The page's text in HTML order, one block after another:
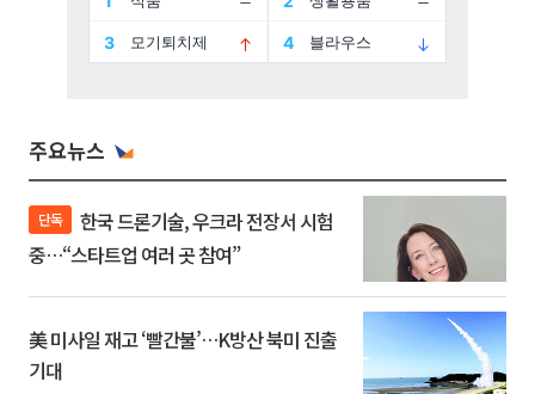
주요뉴스
단독
중…“스타트업 여러 곳 참여”
美 미사일 재고 ‘빨간불’…K방산 북미 진출
기대